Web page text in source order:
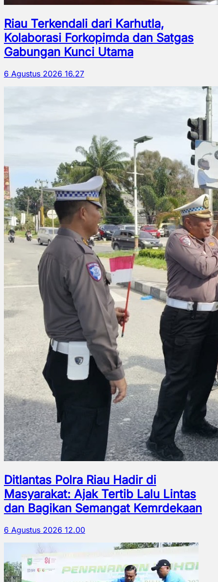
Riau Terkendali dari Karhutla,
Kolaborasi Forkopimda dan Satgas
Gabungan Kunci Utama
6 Agustus 2026 16.27
Ditlantas Polra Riau Hadir di
Masyarakat: Ajak Tertib Lalu Lintas
dan Bagikan Semangat Kemrdekaan
6 Agustus 2026 12.00